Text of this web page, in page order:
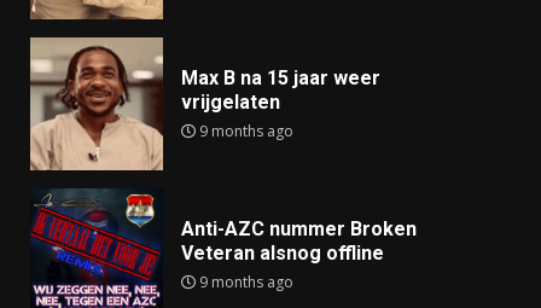
Max B na 15 jaar weer
vrijgelaten
9 months ago
Anti-AZC nummer Broken
Veteran alsnog offline
9 months ago